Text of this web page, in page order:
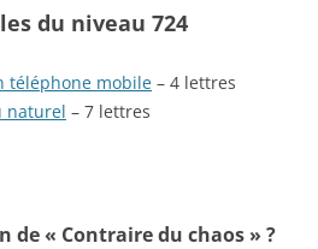
du niveau 724
téléphone mobile – 4 lettres
naturel – 7 lettres
de « Contraire du chaos » ?